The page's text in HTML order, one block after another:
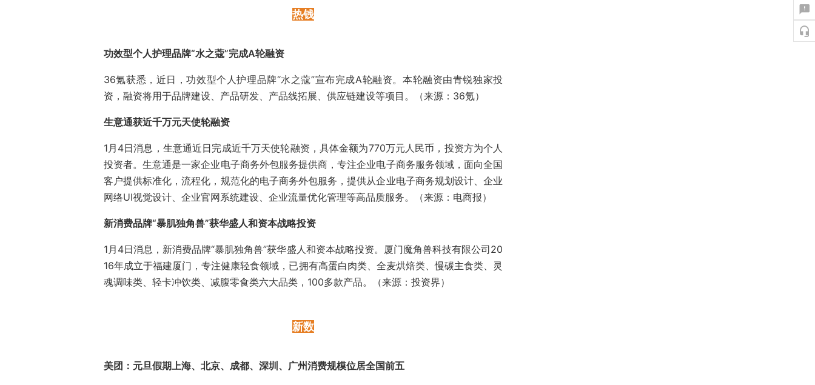
热钱
功效型个人护理品牌“水之蔻”完成A轮融资
36氪获悉，近日，功效型个人护理品牌“水之蔻”宣布完成A轮融资。本轮融资由青锐独家投
资，融资将用于品牌建设、产品研发、产品线拓展、供应链建设等项目。（来源：36氪）
生意通获近千万元天使轮融资
1月4日消息，生意通近日完成近千万天使轮融资，具体金额为770万元人民币，投资方为个人
投资者。生意通是一家企业电子商务外包服务提供商，专注企业电子商务服务领域，面向全国
客户提供标准化，流程化，规范化的电子商务外包服务，提供从企业电子商务规划设计、企业
网络UI视觉设计、企业官网系统建设、企业流量优化管理等高品质服务。（来源：电商报）
新消费品牌“暴肌独角兽”获华盛人和资本战略投资
1月4日消息，新消费品牌“暴肌独角兽”获华盛人和资本战略投资。厦门魔角兽科技有限公司20
16年成立于福建厦门，专注健康轻食领域，已拥有高蛋白肉类、全麦烘焙类、慢碳主食类、灵
魂调味类、轻卡冲饮类、减腹零食类六大品类，100多款产品。（来源：投资界）
新数
美团：元旦假期上海、北京、成都、深圳、广州消费规模位居全国前五